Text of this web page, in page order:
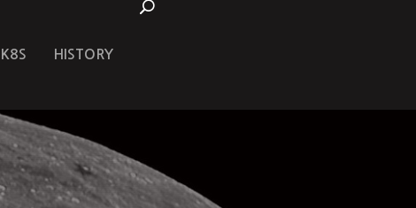
K8S HISTORY